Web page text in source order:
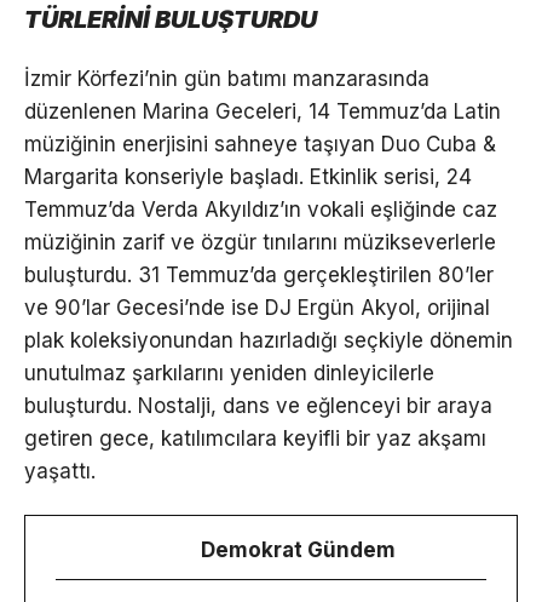
TÜRLERİNİ BULUŞTURDU
İzmir Körfezi’nin gün batımı manzarasında
düzenlenen Marina Geceleri, 14 Temmuz’da Latin
müziğinin enerjisini sahneye taşıyan Duo Cuba &
Margarita konseriyle başladı. Etkinlik serisi, 24
Temmuz’da Verda Akyıldız’ın vokali eşliğinde caz
müziğinin zarif ve özgür tınılarını müzikseverlerle
buluşturdu. 31 Temmuz’da gerçekleştirilen 80’ler
ve 90’lar Gecesi’nde ise DJ Ergün Akyol, orijinal
plak koleksiyonundan hazırladığı seçkiyle dönemin
unutulmaz şarkılarını yeniden dinleyicilerle
buluşturdu. Nostalji, dans ve eğlenceyi bir araya
getiren gece, katılımcılara keyifli bir yaz akşamı
yaşattı.
Demokrat Gündem